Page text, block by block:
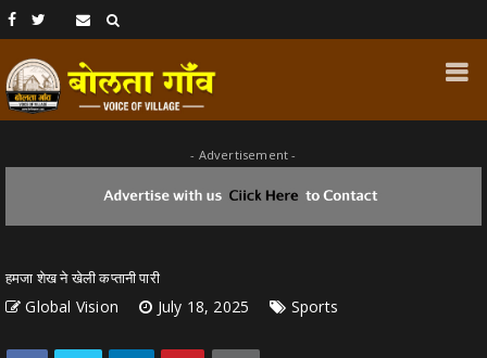
- Advertisement -
हमजा शेख ने खेली कप्तानी पारी
Global Vision July 18, 2025 Sports